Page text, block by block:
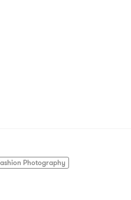
Photography